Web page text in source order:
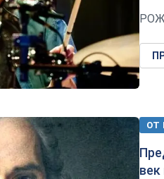
ОТ
век